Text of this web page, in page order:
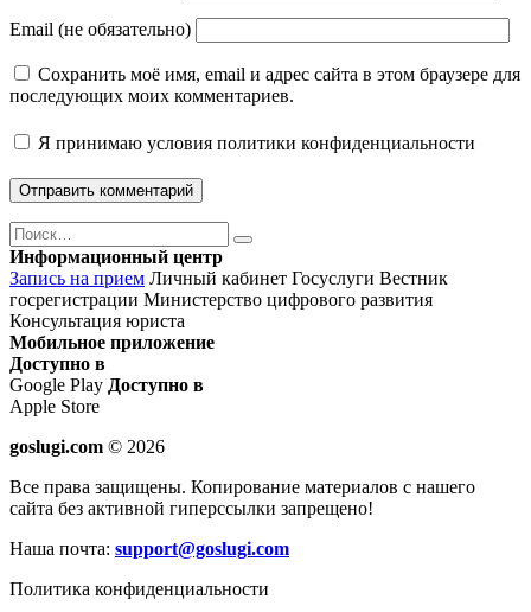
Email (не обязательно)
Сохранить моё имя, email и адрес сайта в этом браузере для
последующих моих комментариев.
Я принимаю условия политики конфиденциальности
Поиск
Найти
Информационный центр
Запись на прием Личный кабинет Госуслуги Вестник
госрегистрации Министерство цифрового развития
Консультация юриста
Мобильное приложение
Доступно в
Google Play Доступно в
Apple Store
goslugi.com © 2026
Все права защищены. Копирование материалов с нашего
сайта без активной гиперссылки запрещено!
Наша почта: support@goslugi.com
Политика конфиденциальности